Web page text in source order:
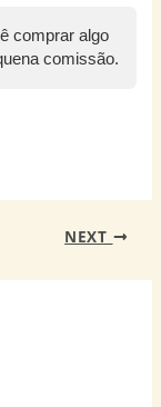
comprar algo
comissão.
NEXT